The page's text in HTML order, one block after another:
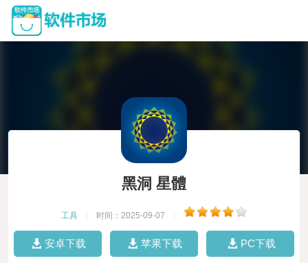
黑洞 星體
工具 时间：2025-09-07
安卓下载 苹果下载 PC下载